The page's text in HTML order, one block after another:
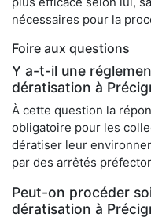
nécessaires pour la
Foire aux questions
Y a-t-il une
dératisation à
À cette question la
obligatoire pour les
dératiser leur
par des arrêtés
Peut-on procéder
dératisation à